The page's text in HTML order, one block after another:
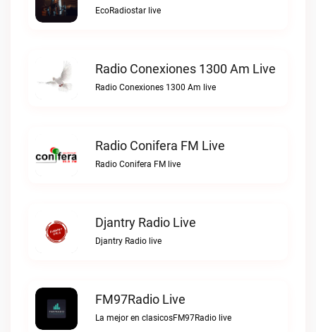
EcoRadiostar live
Radio Conexiones 1300 Am Live
Radio Conexiones 1300 Am live
Radio Conifera FM Live
Radio Conifera FM live
Djantry Radio Live
Djantry Radio live
FM97Radio Live
La mejor en clasicosFM97Radio live